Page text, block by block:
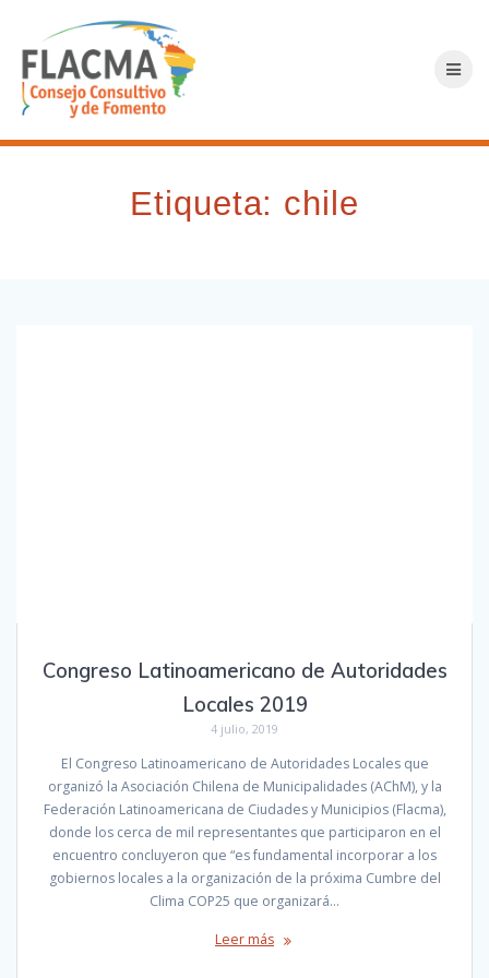
Etiqueta: chile
Congreso Latinoamericano de Autoridades
Locales 2019
4 julio, 2019
El Congreso Latinoamericano de Autoridades Locales que
organizó la Asociación Chilena de Municipalidades (AChM), y la
Federación Latinoamericana de Ciudades y Municipios (Flacma),
donde los cerca de mil representantes que participaron en el
encuentro concluyeron que “es fundamental incorporar a los
gobiernos locales a la organización de la próxima Cumbre del
Clima COP25 que organizará…
Leer más